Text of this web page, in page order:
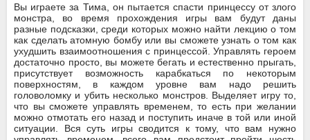
Вы играете за Тима, он пытается спасти принцессу от злого
монстра, во время прохождения игры вам будут даны
разные подсказки, среди которых можно найти лекцию о том
как сделать атомную бомбу или вы сможете узнать о том как
ухудшить взаимоотношения с принцессой. Управлять героем
достаточно просто, вы можете бегать и естественно прыгать,
присутствует возможность карабкаться по некоторым
поверхностям, в каждом уровне вам надо решить
головоломку и убить несколько монстров. Выделяет игру то,
что вы сможете управлять временем, то есть при желании
можно отмотать его назад и поступить иначе в той или иной
ситуации. Вся суть игры сводится к тому, что вам нужно